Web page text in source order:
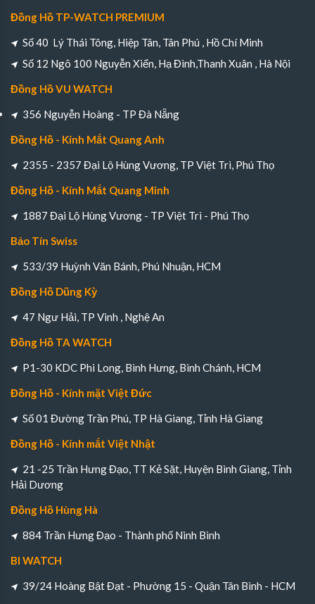
Đồng Hồ TP-WATCH PREMIUM
Số 40 Lý Thái Tông, Hiệp Tân, Tân Phú , Hồ Chí Minh
Số 12 Ngõ 100 Nguyễn Xiển, Hạ Đình,Thanh Xuân , Hà Nội
Đồng Hồ VU WATCH
356 Nguyễn Hoàng - TP Đà Nẵng
Đồng Hồ - Kính Mắt Quang Anh
2355 - 2357 Đại Lộ Hùng Vương, TP Việt Trì, Phú Thọ
Đồng Hồ - Kính Mắt Quang Minh
1887 Đại Lộ Hùng Vương - TP Việt Trì - Phú Thọ
Bảo Tín Swiss
533/39 Huỳnh Văn Bánh, Phú Nhuận, HCM
Đồng Hồ Dũng Kỳ
47 Ngư Hải, TP Vinh , Nghệ An
Đồng Hồ TA WATCH
P1-30 KDC Phi Long, Bình Hưng, Bình Chánh, HCM
Đồng Hồ - Kính mặt Việt Đức
Số 01 Đường Trần Phú, TP Hà Giang, Tỉnh Hà Giang
Đồng Hồ - Kính mắt Việt Nhật
21 -25 Trần Hưng Đạo, TT Kẻ Sặt, Huyện Bình Giang, Tỉnh
Hải Dương
Đồng Hồ Hùng Hà
884 Trần Hưng Đạo - Thành phố Ninh Bình
BI WATCH
39/24 Hoàng Bật Đạt - Phường 15 - Quận Tân Bình - HCM